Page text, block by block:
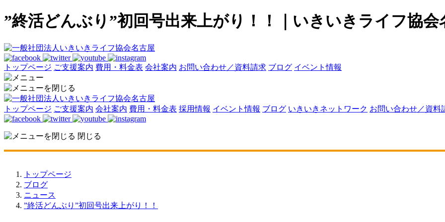
”終活どんぶり”初回号出来上がり！！｜いきいきライフ協会
トップページ ご支援案内 費用・料金表 会社案内 お問い合わせ／資料請求 ブログ イベント情報
トップページ ご支援案内 会社案内 費用・料金表 採用情報 イベント情報 ブログ いきいきネットワーク お問い合わせ／資料
閉じる
トップページ
ブログ
ニュース
”終活どんぶり”初回号出来上がり！！